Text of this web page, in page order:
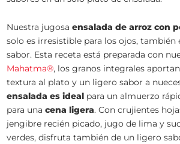
Nuestra jugosaensalada de arroz con
solo es irresistible para los ojos, también
sabor. Esta receta está preparada con
Mahatma®, los granos integrales
textura al plato y un ligero sabor a
ensalada es ideal para un almuerzo
para unacena ligera. Con crujientes
jengibre recién picado, jugo de lima y
verdes, disfruta también de un ligero